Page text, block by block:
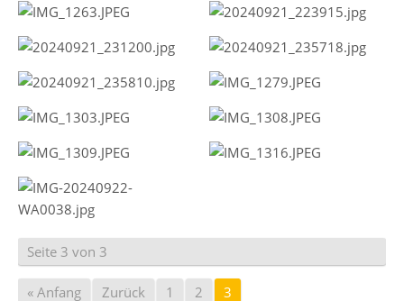
Seite 3 von 3
« Anfang Zurück 1 2 3